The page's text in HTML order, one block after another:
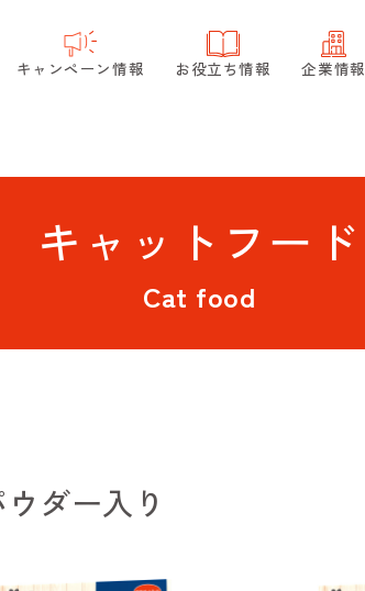
キャンペーン情報 お役立ち情報 企業情報
キャットフード
Cat food
ダー入り